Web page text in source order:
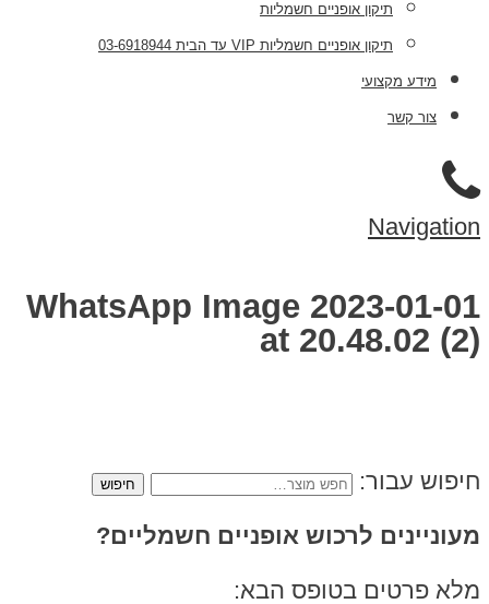
תיקון אופניים חשמליות
תיקון אופניים חשמליות VIP עד הבית 03-6918944
מידע מקצועי
צור קשר
Navigation
WhatsApp Image 2023-01-01
at 20.48.02 (2)
חיפוש עבור:
מעוניינים לרכוש אופניים חשמליים?
מלא פרטים בטופס הבא: